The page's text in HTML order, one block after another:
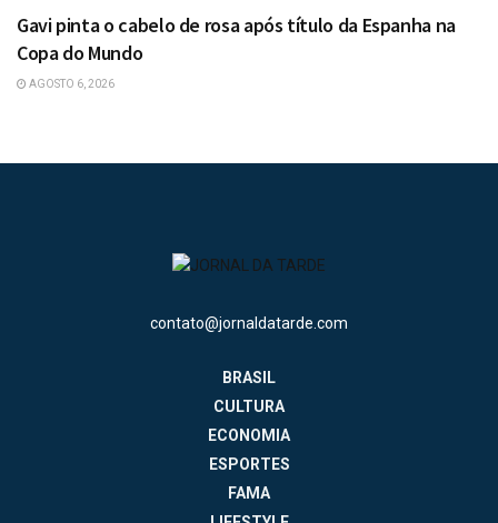
Gavi pinta o cabelo de rosa após título da Espanha na
Copa do Mundo
AGOSTO 6, 2026
contato@jornaldatarde.com
BRASIL
CULTURA
ECONOMIA
ESPORTES
FAMA